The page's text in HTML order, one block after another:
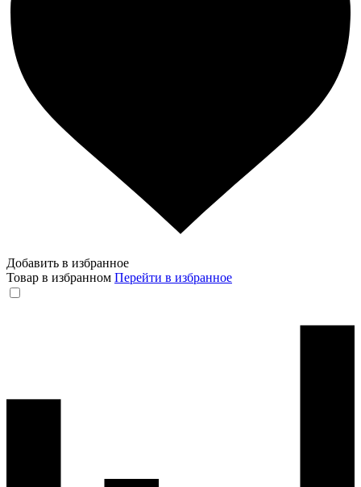
Добавить в избранное
Товар в избранном Перейти в избранное